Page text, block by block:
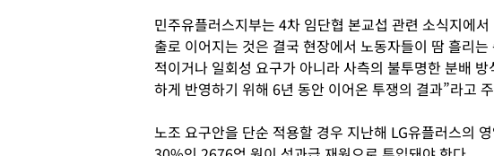
민주유플러스지부는 4차 임단협 본교섭 관련 소식지에
출로 이어지는 것은 결국 현장에서 노동자들이 땀 흘리
적이거나 일회성 요구가 아니라 사측의 불투명한 분배
하게 반영하기 위해 6년 동안 이어온 투쟁의 결과”라고
노조 요구안을 단순 적용할 경우 지난해 LG유플러스의